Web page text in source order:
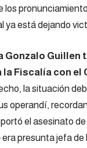
los
ya está dejando
Gonzalo
Fiscalía con
la situación
operandí,
el asesinato
presunta jefa de